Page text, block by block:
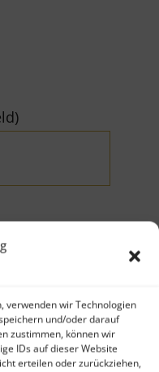
verwenden wir Technologien
und/oder darauf
zustimmen, können wir
IDs auf dieser Website
erteilen oder zurückziehen,